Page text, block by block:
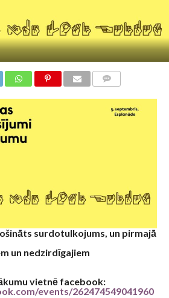
surdotulkojums, un pirmajā
un nedzirdīgajiem
vietnē facebook:
events/262474549041960